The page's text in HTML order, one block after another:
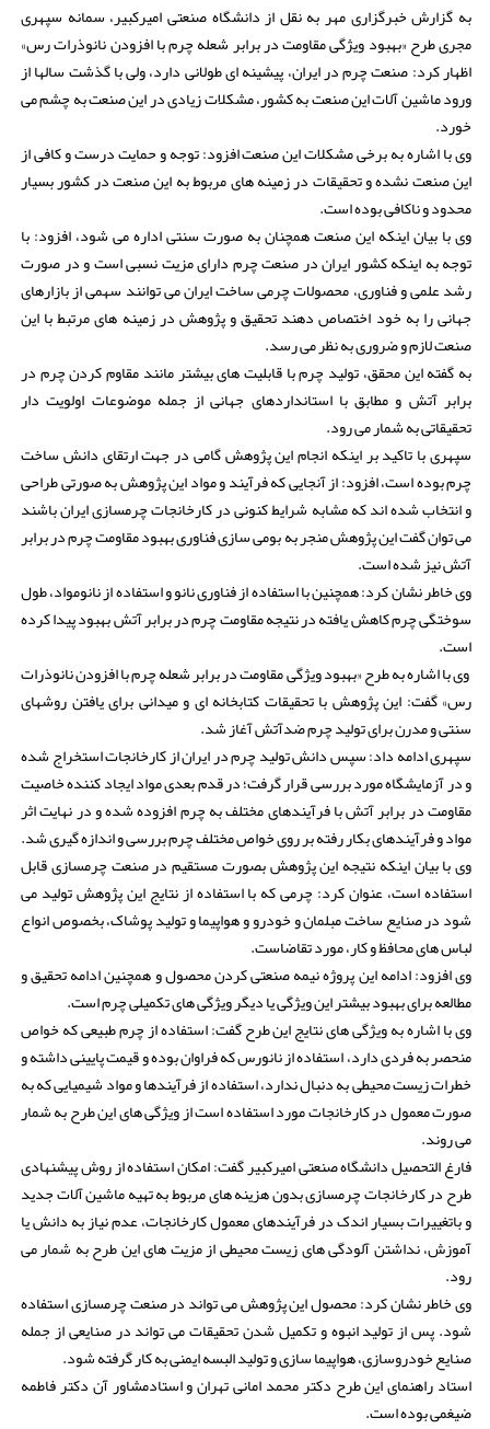
به گزارش خبرگزاری مهر به نقل از دانشگاه صنعتی امیرکبیر، سمانه سپهری
مجری طرح «بهبود ویژگی مقاومت در برابر شعله چرم با افزودن نانوذرات رس»
اظهار کرد: صنعت چرم در ایران، پیشینه ای طولانی دارد، ولی با گذشت سالها از
ورود ماشین آلات این صنعت به کشور، مشکلات زیادی در این صنعت به چشم می
خورد.
وی با اشاره به برخی مشکلات این صنعت افزود: توجه و حمایت درست و کافی از
این صنعت نشده و تحقیقات در زمینه های مربوط به این صنعت در کشور بسیار
محدود و ناکافی بوده است.
وی با بیان اینکه این صنعت همچنان به صورت سنتی اداره می شود، افزود: با
توجه به اینکه کشور ایران در صنعت چرم دارای مزیت نسبی است و در صورت
رشد علمی و فناوری، محصولات چرمی ساخت ایران می توانند سهمی از بازارهای
جهانی را به خود اختصاص دهند تحقیق و پژوهش در زمینه های مرتبط با این
صنعت لازم و ضروری به نظر می رسد.
به گفته این محقق، تولید چرم با قابلیت های بیشتر مانند مقاوم کردن چرم در
برابر آتش و مطابق با استانداردهای جهانی از جمله موضوعات اولویت دار
تحقیقاتی به شمار می رود.
سپهری با تاکید بر اینکه انجام این پژوهش گامی در جهت ارتقای دانش ساخت
چرم بوده است، افزود: از آنجایی که فرآیند و مواد این پژوهش به صورتی طراحی
و انتخاب شده اند که مشابه شرایط کنونی در کارخانجات چرمسازی ایران باشند
می توان گفت این پژوهش منجر به بومی سازی فناوری بهبود مقاومت چرم در برابر
آتش نیز شده است.
وی خاطر نشان کرد: همچنین با استفاده از فناوری نانو و استفاده از نانومواد، طول
سوختگی چرم کاهش یافته در نتیجه مقاومت چرم در برابر آتش بهبود پیدا کرده
است.
وی با اشاره به طرح «بهبود ویژگی مقاومت در برابر شعله چرم با افزودن نانوذرات
رس» گفت: این پژوهش با تحقیقات کتابخانه ای و میدانی برای یافتن روشهای
سنتی و مدرن برای تولید چرم ضدآتش آغاز شد.
سپهری ادامه داد: سپس دانش تولید چرم در ایران از کارخانجات استخراج شده
و در آزمایشگاه مورد بررسی قرار گرفت؛ در قدم بعدی مواد ایجاد کننده خاصیت
مقاومت در برابر آتش با فرآیندهای مختلف به چرم افزوده شده و در نهایت اثر
مواد و فرآیندهای بکار رفته بر روی خواص مختلف چرم بررسی و اندازه گیری شد.
وی با بیان اینکه نتیجه این پژوهش بصورت مستقیم در صنعت چرمسازی قابل
استفاده است، عنوان کرد: چرمی که با استفاده از نتایج این پژوهش تولید می
شود در صنایع ساخت مبلمان و خودرو و هواپیما و تولید پوشاک، بخصوص انواع
لباس های محافظ و کار، مورد تقاضاست.
وی افزود: ادامه این پروژه نیمه صنعتی کردن محصول و همچنین ادامه تحقیق و
مطالعه برای بهبود بیشتر این ویژگی یا دیگر ویژگی های تکمیلی چرم است.
وی با اشاره به ویژگی های نتایج این طرح گفت: استفاده از چرم طبیعی که خواص
منحصر به فردی دارد، استفاده از نانورس که فراوان بوده و قیمت پایینی داشته و
خطرات زیست محیطی به دنبال ندارد، استفاده از فرآیندها و مواد شیمیایی که به
صورت معمول در کارخانجات مورد استفاده است از ویژگی های این طرح به شمار
می روند.
فارغ التحصیل دانشگاه صنعتی امیرکبیر گفت: امکان استفاده از روش پیشنهادی
طرح در کارخانجات چرمسازی بدون هزینه های مربوط به تهیه ماشین آلات جدید
و باتغییرات بسیار اندک در فرآیندهای معمول کارخانجات، عدم نیاز به دانش یا
آموزش، نداشتن آلودگی های زیست محیطی از مزیت های این طرح به شمار می
رود.
وی خاطر نشان کرد: محصول این پژوهش می تواند در صنعت چرمسازی استفاده
شود. پس از تولید انبوه و تکمیل شدن تحقیقات می تواند در صنایعی از جمله
صنایع خودروسازی، هواپیما سازی و تولید البسه ایمنی به کار گرفته شود.
استاد راهنمای این طرح دکتر محمد امانی تهران و استادمشاور آن دکتر فاطمه
ضیغمی بوده است.